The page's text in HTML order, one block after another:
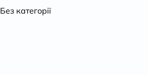
Без категорії